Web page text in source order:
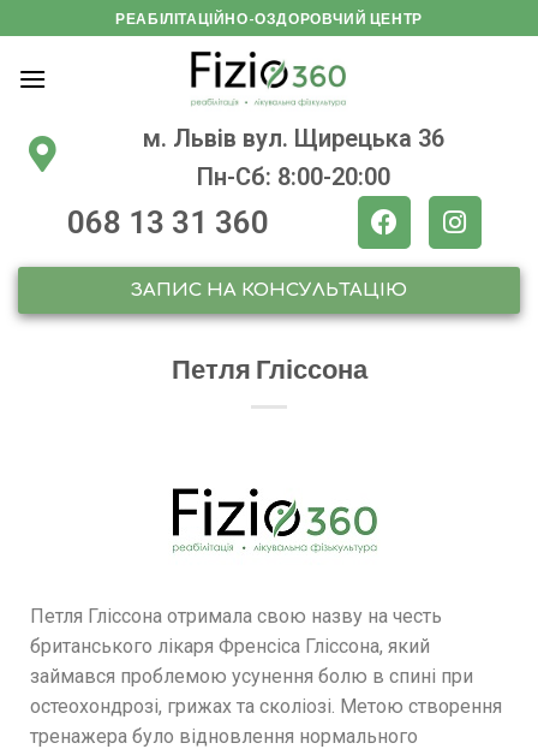
РЕАБІЛІТАЦІЙНО-ОЗДОРОВЧИЙ ЦЕНТР
м. Львів вул. Щирецька 36
Пн-Сб: 8:00-20:00
068 13 31 360
ЗАПИС НА КОНСУЛЬТАЦІЮ
Петля Гліссона
Петля Гліссона отримала свою назву на честь
британського лікаря Френсіса Гліссона, який
займався проблемою усунення болю в спині при
остеохондрозі, грижах та сколіозі. Метою створення
тренажера було відновлення нормального